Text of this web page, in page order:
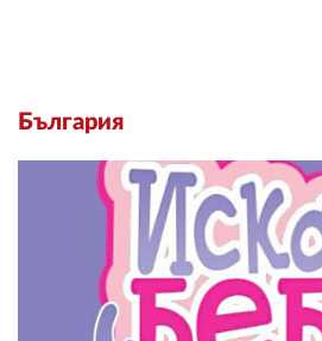
България